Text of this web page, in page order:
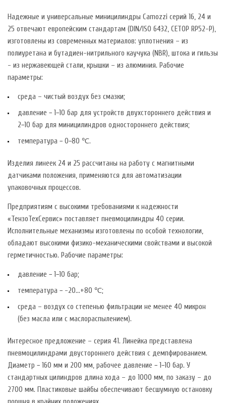
Надежные и универсальные миницилиндры Camozzi серий 16, 24 и
25 отвечают европейским стандартам (DIN/ISO 6432, CETOP RP52-P),
изготовлены из современных материалов: уплотнения – из
полиуретана и бутадиен-нитрильного каучука (NBR), штока и гильзы
- из нержавеющей стали, крышки – из алюминия. Рабочие
параметры:
среда – чистый воздух без смазки;
давление − 1−10 бар для устройств двухстороннего действия и
2−10 бар для миницилиндров одностороннего действия;
температура − 0−80 ℃.
Изделия линеек 24 и 25 рассчитаны на работу с магнитными
датчиками положения, применяются для автоматизации
упаковочных процессов.
Предприятиям с высокими требованиями к надежности
«ТензоТехСервис» поставляет пневмоцилиндры 40 серии.
Исполнительные механизмы изготовлены по особой технологии,
обладают высокими физико-механическими свойствами и высокой
герметичностью. Рабочие параметры:
давление − 1−10 бар;
температура − -20…+80 ℃;
среда – воздух со степенью фильтрации не менее 40 микрон
(без масла или с маслораспылением).
Интересное предложение – серия 41. Линейка представлена
пневмоцилиндрами двустороннего действия с демпфированием.
Диаметр − 160 мм и 200 мм, рабочее давление − 1−10 бар. У
стандартных цилиндров длина хода – до 1000 мм, по заказу – до
2700 мм. Пластиковые шайбы обеспечивают бесшумную остановку